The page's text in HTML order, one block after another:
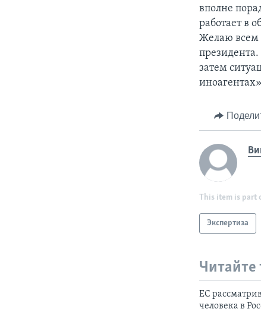
вполне
работает в
Желаю всем
затем
This item is part
Экспертиза
Читайте
ЕС
человека в